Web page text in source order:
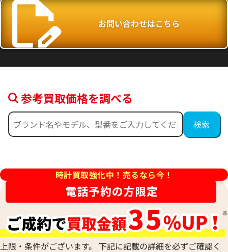
格
日時点の参考買取価格です
参考買取価格
2,554,000
※2026年5月27日時点の参考
お問い合わせはこちら
参考買取価格を調べる
時計買取強化中！売るなら今！
上限・条件がございます。 下記に記載の詳細を必ずご確認く